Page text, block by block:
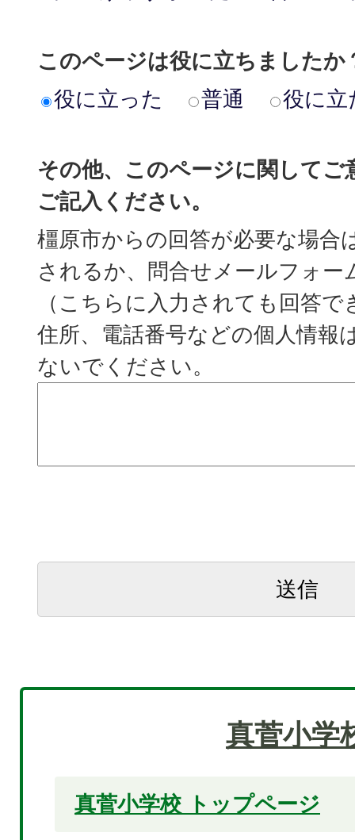
このページは役に立ちましたか
役に立った
普通 役に立
その他、このページに関してご
ご記入ください。
橿原市からの回答が必要な場合
されるか、問合せメールフォー
（こちらに入力されても回答
住所、電話番号などの個人情報
ないでください。
真菅小学
真菅小学校 トップページ